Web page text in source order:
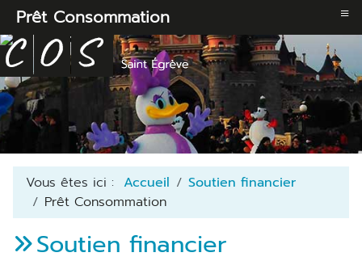
Vous êtes ici : Accueil
Soutien financier
Prêt Consommation
Soutien financier
Prêt Consommation ≡